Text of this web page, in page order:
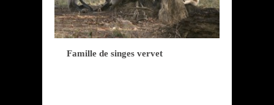
Famille de singes vervet